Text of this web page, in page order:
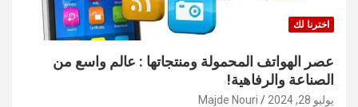
اخترنا لك
عصر الهواتف المحمولة ومنتجاتها : عالم واسع من
الصناعة والرفاهية!
يوليو 28, 2024 Majde Nouri